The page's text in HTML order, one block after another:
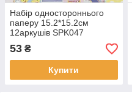
Набір одностороннього
паперу 15.2*15.2см
12аркушів SPK047
53 ₴
Купити